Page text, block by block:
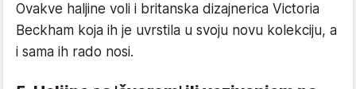
Ovakve haljine voli i britanska dizajnerica Victoria
Beckham koja ih je uvrstila u svoju novu kolekciju, a
i sama ih rado nosi.